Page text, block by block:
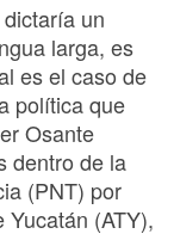
un
larga, es
es el caso de
política que
Osante
dentro de la
(PNT) por
(ATY),